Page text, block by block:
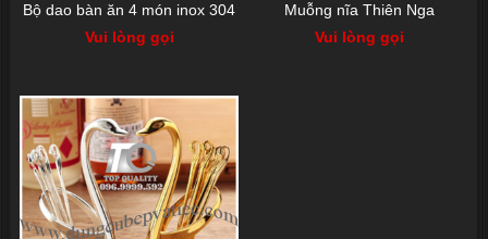
Bộ dao bàn ăn 4 món inox 304
Vui lòng gọi
Muỗng nĩa Thiên Nga
Vui lòng gọi